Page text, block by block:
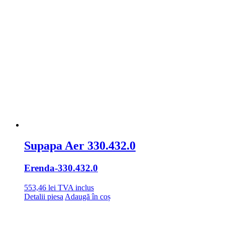
Supapa Aer 330.432.0
Erenda-330.432.0
553,46 lei TVA inclus
Detalii piesa Adaugă în coș